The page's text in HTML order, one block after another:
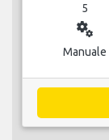
5
miscellaneous_services
Manuale